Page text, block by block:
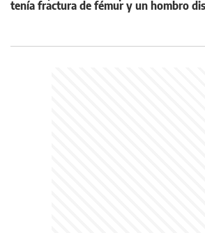
tenía fractura de fémur y un hombro